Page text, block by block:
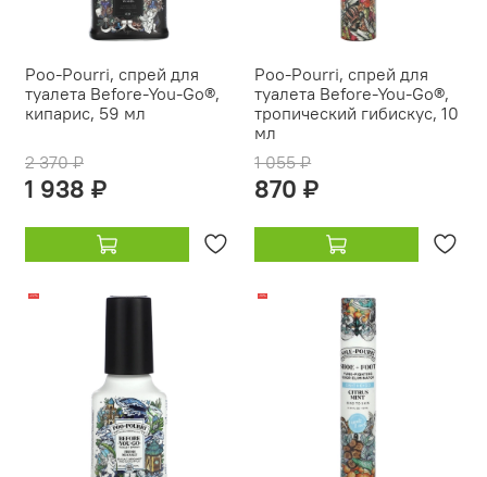
Poo-Pourri, спрей для
туалета Before-You-Go®,
кипарис, 59 мл
2 370 ₽
1 938 ₽
Poo-Pourri, спрей для
туалета Before-You-Go®,
тропический гибискус, 10
мл
1 055 ₽
870 ₽
-22% -19%